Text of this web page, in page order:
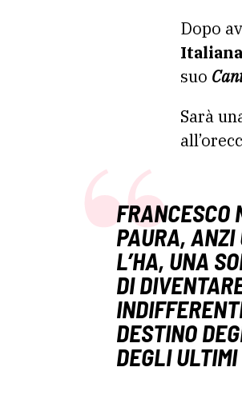
Dopo
Italiana
suo
Sarà
FRANCESCO
PAURA, ANZI
L’HA, UNA
DI
DESTINO
DEGLI ULTIMI